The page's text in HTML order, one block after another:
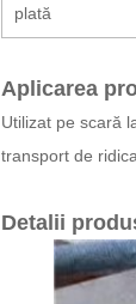
plată
Aplicarea
Utilizat pe scară
transport de
Detalii